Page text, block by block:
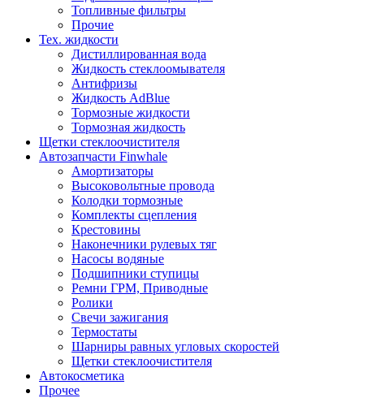
Топливные фильтры
Прочие
Тех. жидкости
Дистиллированная вода
Жидкость стеклоомывателя
Антифризы
Жидкость AdBlue
Тормозные жидкости
Тормозная жидкость
Щетки стеклоочистителя
Автозапчасти Finwhale
Амортизаторы
Высоковольтные провода
Колодки тормозные
Комплекты сцепления
Крестовины
Наконечники рулевых тяг
Насосы водяные
Подшипники ступицы
Ремни ГРМ, Приводные
Ролики
Свечи зажигания
Термостаты
Шарниры равных угловых скоростей
Щетки стеклоочистителя
Автокосметика
Прочее